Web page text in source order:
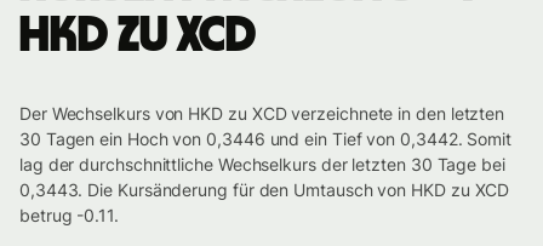
HKD zu XCD
Der Wechselkurs von HKD zu XCD verzeichnete in den letzten
30 Tagen ein Hoch von 0,3446 und ein Tief von 0,3442. Somit
lag der durchschnittliche Wechselkurs der letzten 30 Tage bei
0,3443. Die Kursänderung für den Umtausch von HKD zu XCD
betrug -0.11.